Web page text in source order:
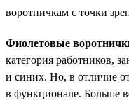
воротничкам с точки
Фиолетовые
категория работников,
и синих. Но, в отличие
в функционале. Больше